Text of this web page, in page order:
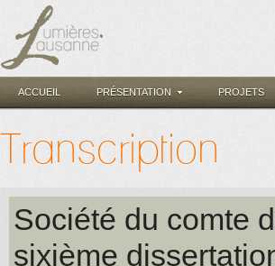
ACCUEIL PRÉSENTATION PROJETS
Transcription
Société du comte
sixième